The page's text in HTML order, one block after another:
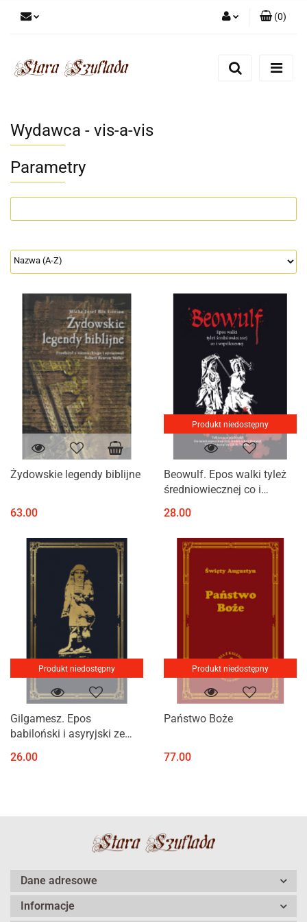
Zarejestruj się
(0)
Wydawca - vis-a-vis
Parametry
Żydowskie legendy biblijne
63.00
Produkt niedostępny
Beowulf. Epos walki tyleż
średniowiecznej co i
28.00
Produkt niedostępny
Gilgamesz. Epos
babiloński i asyryjski ze
uzupełniony także
26.00
Produkt niedostępny
Państwo Boże
77.00
Dane adresowe
Informacje